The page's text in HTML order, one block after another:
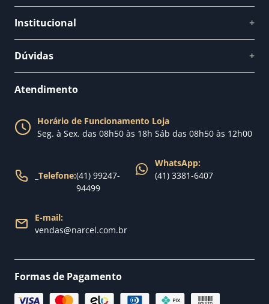
Institucional +
Fale conosco
Nossa loja
Dúvidas +
Política de Trocas
Política de Entrega
Atendimento
Horário de Funcionamento Loja
Seg. à Sex. das 08h50 às 18h Sáb das 08h50 às 12h00
Telefone:(41) 99247-
94499
WhatsApp:
(41) 3381-6407
E-mail:
vendas@narcel.com.br
Formas de Pagamento